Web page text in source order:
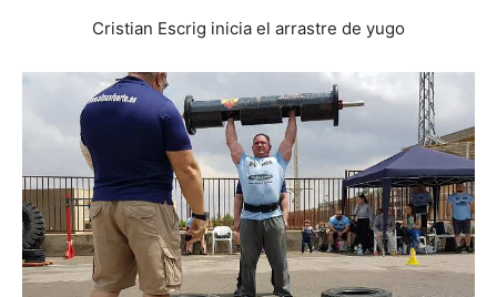
Cristian Escrig inicia el arrastre de yugo